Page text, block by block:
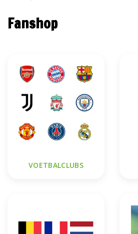
Fanshop
VOETBALCLUBS